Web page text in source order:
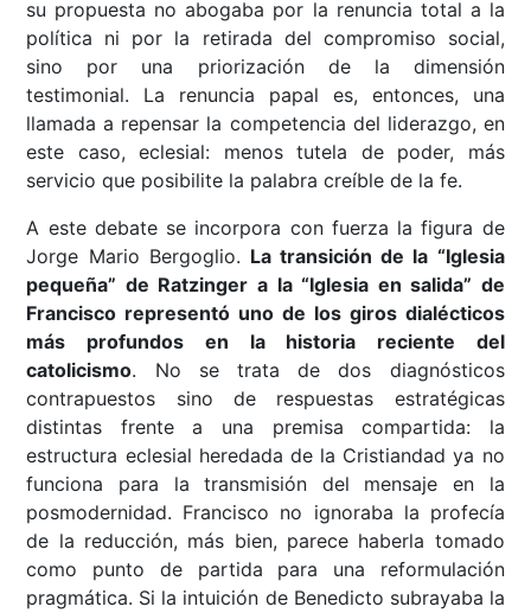
su propuesta no abogaba por la renuncia total a la
política ni por la retirada del compromiso social,
sino por una priorización de la dimensión
testimonial. La renuncia papal es, entonces, una
llamada a repensar la competencia del liderazgo, en
este caso, eclesial: menos tutela de poder, más
servicio que posibilite la palabra creíble de la fe.
A este debate se incorpora con fuerza la figura de
Jorge Mario Bergoglio. La transición de la “Iglesia
pequeña” de Ratzinger a la “Iglesia en salida” de
Francisco representó uno de los giros dialécticos
más profundos en la historia reciente del
catolicismo. No se trata de dos diagnósticos
contrapuestos sino de respuestas estratégicas
distintas frente a una premisa compartida: la
estructura eclesial heredada de la Cristiandad ya no
funciona para la transmisión del mensaje en la
posmodernidad. Francisco no ignoraba la profecía
de la reducción, más bien, parece haberla tomado
como punto de partida para una reformulación
pragmática. Si la intuición de Benedicto subrayaba la